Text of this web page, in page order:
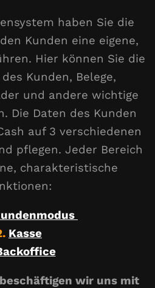
haben Sie die
Kunden eine eigene,
Hier können Sie die
Kunden, Belege,
und andere wichtige
Die Daten des Kunden
auf 3 verschiedenen
pflegen. Jeder Bereich
charakteristische
Kasse
wir uns mit